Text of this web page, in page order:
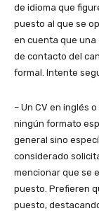
de idioma que
puesto al que se
en cuenta que
de contacto del
formal. Intente
– Un CV en inglés
ningún formato
general sino
considerado
mencionar que se
puesto. Prefieren
puesto,